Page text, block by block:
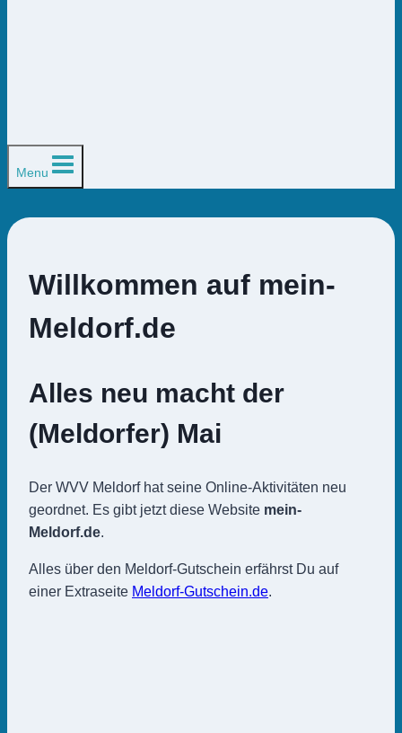
Menu
Willkommen auf mein-
Meldorf.de
Alles neu macht der
(Meldorfer) Mai
Der WVV Meldorf hat seine Online-Aktivitäten neu
geordnet. Es gibt jetzt diese Website mein-
Meldorf.de.
Alles über den Meldorf-Gutschein erfährst Du auf
einer Extraseite Meldorf-Gutschein.de.